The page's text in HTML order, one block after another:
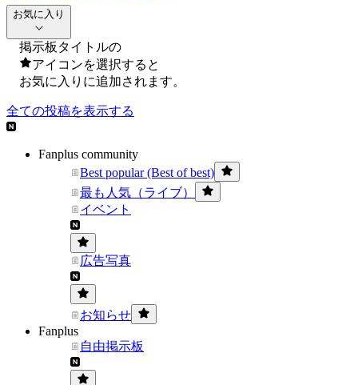
お気に入り
掲示板タイトルの
アイコンを選択すると
お気に入りに追加されます。
全ての投稿を表示する
Fanplus community
Best popular (Best of best)
最も人気（ライブ）
イベント
広告写真
お知らせ
Fanplus
自由掲示板